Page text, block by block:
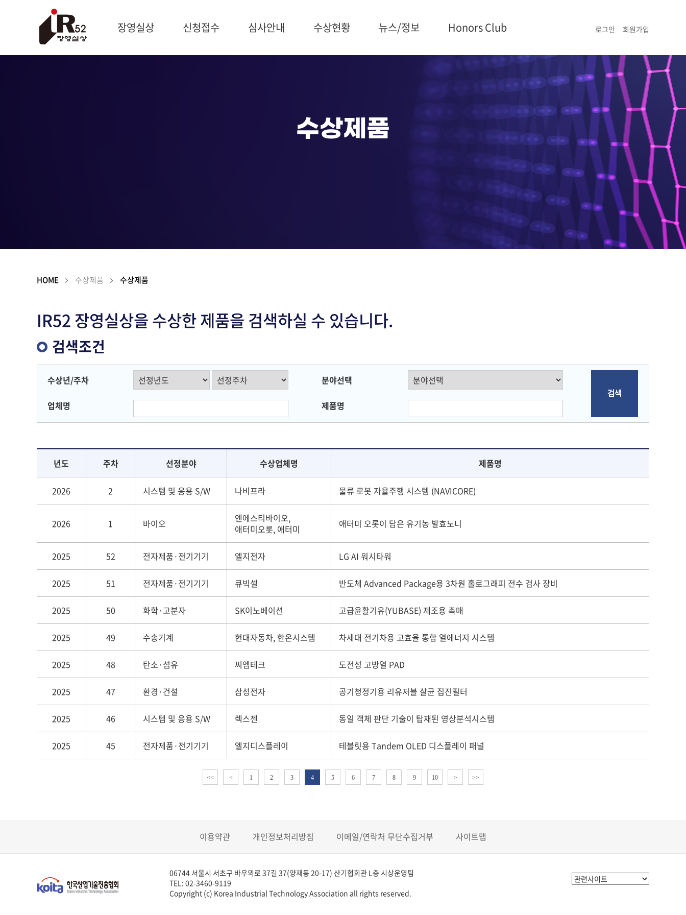
장영실상 신청접수 심사안내 수상현황
수상통계
뉴스/정보 Honors Club
회원명단
개최현황
로그인 회원가입
수상제품
HOME 수상제품 수상제품
IR52 장영실상을 수상한 제품을 검색하실 수 있습니다.
검색조건
수상년/주차 분야선택
업체명 제품명
년도 주차 선정분야 수상업체명 제품명
2026 2 시스템 및 응용 S/W 나비프라 물류 로봇 자율주행 시스템 (NAVICORE)
2026 1 바이오
엔에스티바이오,
애터미오롯, 애터미
애터미 오롯이 담은 유기농 발효노니
2025 52 전자제품·전기기기 엘지전자 LG AI 워시타워
2025 51 전자제품·전기기기 큐빅셀 반도체 Advanced Package용 3차원 홀로그래피 전수 검사 장비
2025 50 화학·고분자 SK이노베이션 고급윤활기유(YUBASE) 제조용 촉매
2025 49 수송기계 현대자동차, 한온시스템 차세대 전기차용 고효율 통합 열에너지 시스템
2025 48 탄소·섬유 씨엠테크 도전성 고방열 PAD
2025 47 환경·건설 삼성전자 공기청정기용 리유저블 살균 집진필터
2025 46 시스템 및 응용 S/W 렉스젠 동일 객체 판단 기술이 탑재된 영상분석시스템
2025 45 전자제품·전기기기 엘지디스플레이 테블릿용 Tandem OLED 디스플레이 패널
<< < 1 2 3 4 5 6 7 8 9 10 > >>
이용약관 개인정보처리방침 이메일/연락처 무단수집거부 사이트맵
06744 서울시 서초구 바우뫼로 37길 37(양재동 20-17) 산기협회관 L층 시상운영팀
TEL: 02-3460-9119
Copyright (c) Korea Industrial Technology Association all rights reserved.